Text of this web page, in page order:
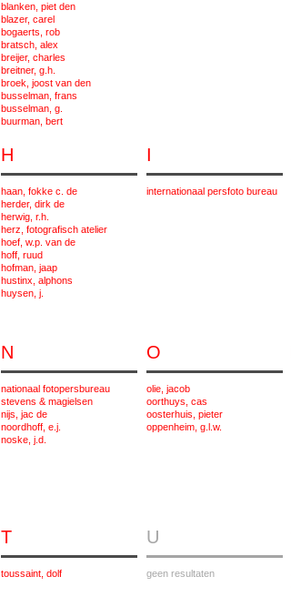
blanken, piet den
blazer, carel
bogaerts, rob
bratsch, alex
breijer, charles
breitner, g.h.
broek, joost van den
busselman, frans
busselman, g.
buurman, bert
H
haan, fokke c. de
herder, dirk de
herwig, r.h.
herz, fotografisch atelier
hoef, w.p. van de
hoff, ruud
hofman, jaap
hustinx, alphons
huysen, j.
I
internationaal persfoto bureau
N
nationaal fotopersbureau
stevens & magielsen
nijs, jac de
noordhoff, e.j.
noske, j.d.
O
olie, jacob
oorthuys, cas
oosterhuis, pieter
oppenheim, g.l.w.
T
toussaint, dolf
U
geen resultaten